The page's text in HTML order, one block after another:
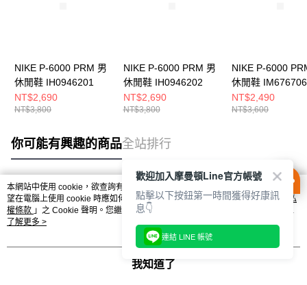
NIKE P-6000 PRM 男
休閒鞋 IH0946201
NT$2,690
NT$3,800
NIKE P-6000 PRM 男
休閒鞋 IH0946202
NT$2,690
NT$3,800
NIKE P-6000
休閒鞋
NT$2,490
NT$3,600
你可能有興趣的商品全站排行
熱門標籤
本網站中使用 cookie，欲查詢有關本網站使用 cookie 方式之詳情，及若您不希
望在電腦上使用 cookie 時應如何變更電腦的 cookie 設定，請參閱本網站「
隱私
權條款 」之 Cookie 聲明。您繼續使用本網站即表示您同意本公司得按本網站使
用條款之 Cookie 聲明使用 cookie。
了解更多 >
我知道了
歡迎加入摩曼頓Line官方帳號
點擊以下按鈕第一時間獲得好康訊
息👇
連結 LINE 帳號